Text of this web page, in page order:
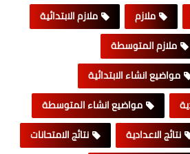
ملازم
ملازم الابتدائية
ملازم المتوسطة
مواضيع انشاء الابتدائية
مواضيع انشاء المتوسطة
نتائج الاعدادية
نتائج الامتحانات